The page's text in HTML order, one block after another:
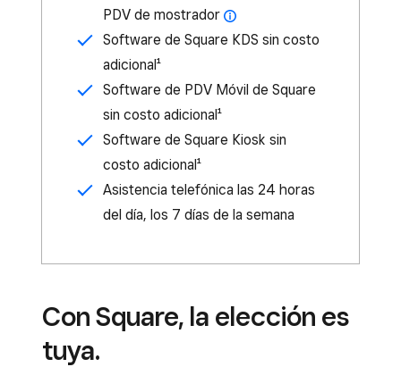
PDV de mostrador
Software de Square KDS sin costo
adicional¹
Software de PDV Móvil de Square
sin costo adicional¹
Software de Square Kiosk sin
costo adicional¹
Asistencia telefónica las 24 horas
del día, los 7 días de la semana
Con Square, la elección es
tuya.